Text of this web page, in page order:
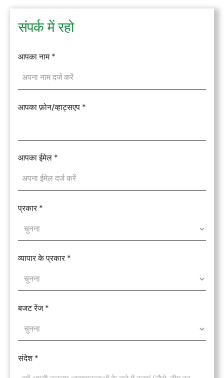
संपर्क में रहो
आपका नाम *
आपका फ़ोन/व्हाट्सएप *
आपका ईमेल *
प्रकार *
व्यापार के प्रकार *
बजट रेंज *
संदेश *